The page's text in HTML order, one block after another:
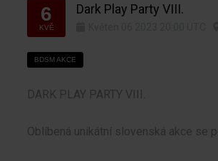
6
KVĚ
Dark Play Party VIII.
BDSM AKCE
DARK PLAY PARTY VIII.
Oblíbená unikátní slovenská akce se